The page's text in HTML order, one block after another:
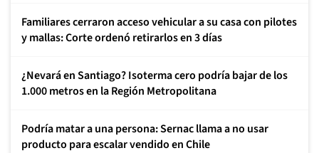
Familiares cerraron acceso vehicular a su casa con pilotes
y mallas: Corte ordenó retirarlos en 3 días
¿Nevará en Santiago? Isoterma cero podría bajar de los
1.000 metros en la Región Metropolitana
Podría matar a una persona: Sernac llama a no usar
producto para escalar vendido en Chile